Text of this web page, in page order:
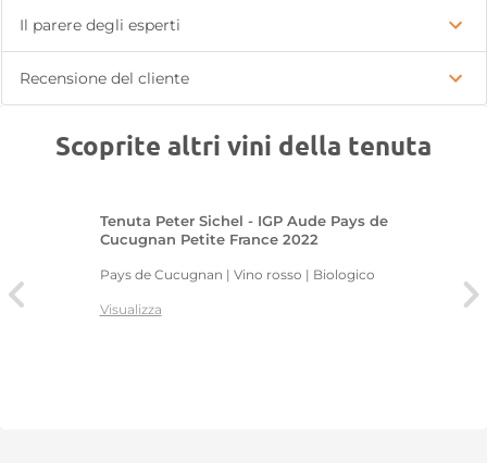
Il parere degli esperti
Recensione del cliente
Scoprite altri vini della tenuta
Tenuta Peter Sichel - IGP Aude Pays de
Cucugnan Petite France 2022
Pays de Cucugnan | Vino rosso | Biologico
Visualizza